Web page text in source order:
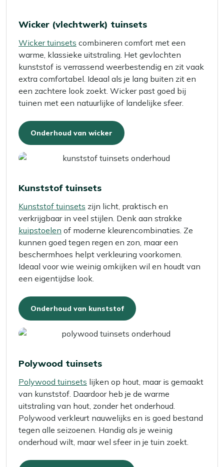
Wicker (vlechtwerk) tuinsets
Wicker tuinsets combineren comfort met een
warme, klassieke uitstraling. Het gevlochten
kunststof is verrassend weerbestendig en zit vaak
extra comfortabel. Ideaal als je lang buiten zit en
een zachtere look zoekt. Wicker past goed bij
tuinen met een natuurlijke of landelijke sfeer.
Onderhoud van wicker
Kunststof tuinsets
Kunststof tuinsets zijn licht, praktisch en
verkrijgbaar in veel stijlen. Denk aan strakke
kuipstoelen of moderne kleurencombinaties. Ze
kunnen goed tegen regen en zon, maar een
beschermhoes helpt verkleuring voorkomen.
Ideaal voor wie weinig omkijken wil en houdt van
een eigentijdse look.
Onderhoud van kunststof
Polywood tuinsets
Polywood tuinsets lijken op hout, maar is gemaakt
van kunststof. Daardoor heb je de warme
uitstraling van hout, zonder het onderhoud.
Polywood verkleurt nauwelijks en is goed bestand
tegen alle seizoenen. Handig als je weinig
onderhoud wilt, maar wel sfeer in je tuin zoekt.